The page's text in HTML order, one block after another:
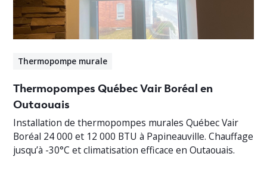
Thermopompe murale
Thermopompes Québec Vair Boréal en
Outaouais
Installation de thermopompes murales Québec Vair
Boréal 24 000 et 12 000 BTU à Papineauville. Chauffage
jusqu’à -30°C et climatisation efficace en Outaouais.